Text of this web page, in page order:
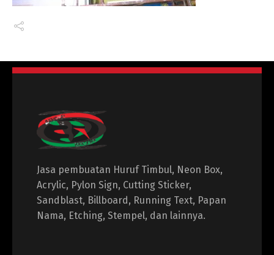
Jasa pembuatan Huruf Timbul, Neon Box,
Acrylic, Pylon Sign, Cutting Sticker,
Sandblast, Billboard, Running Text, Papan
Nama, Etching, Stempel, dan lainnya.